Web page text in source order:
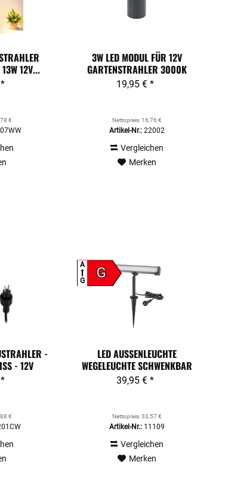
12V...
€
3W LED MODUL FÜR 12V
GARTENSTRAHLER 3000K
WARMWEISS
19,95 € *
Nettopreis: 16,76 €
Artikel-Nr.:22002
Vergleichen
Merken
-
- 12V
€
G
A
G
LED AUSSENLEUCHTE W
EGELEUCHTE SCHWENKBAR M
IT...
39,95 € *
Nettopreis: 33,57 €
Artikel-Nr.:11109
Vergleichen
Merken